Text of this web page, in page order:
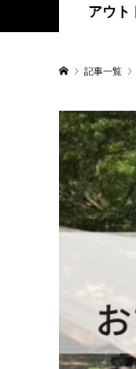
アウト
記事一覧